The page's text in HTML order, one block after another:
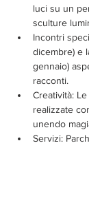
luci su un
sculture
Incontri
dicembre) e
gennaio)
racconti.
Creatività:
realizzate
unendo
Servizi: